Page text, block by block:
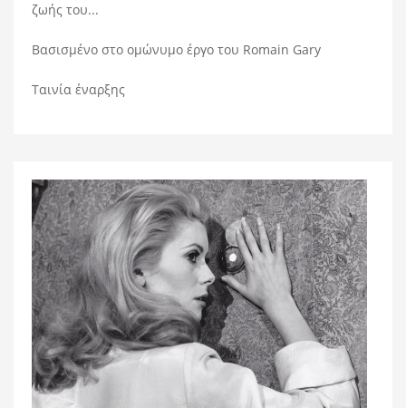
ζωής του...
Βασισμένο στο ομώνυμο έργο του Romain Gary
Ταινία έναρξης